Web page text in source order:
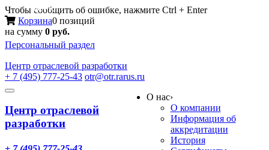
Чтобы сообщить об ошибке, нажмите Ctrl + Enter
Корзина0 позиций
на сумму 0 руб.
Персональный раздел
Центр отраслевой разработки
+ 7 (495) 777-25-43 otr@otr.rarus.ru
Toggle
Меню
Центр отраслевой
разработки
О нас›
О компании
Информация об
аккредитации
История